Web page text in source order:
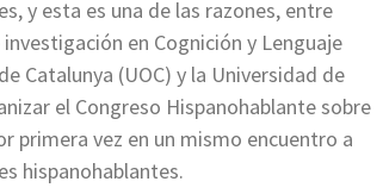
y esta es una de las razones, entre
en Cognición y Lenguaje
Catalunya (UOC) y la Universidad de
el Congreso Hispanohablante sobre
primera vez en un mismo encuentro a
hispanohablantes.